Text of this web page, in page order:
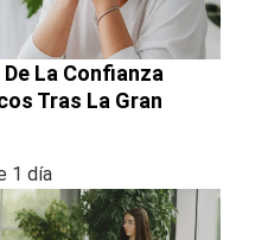
La Confianza
Tras La Gran
1 día